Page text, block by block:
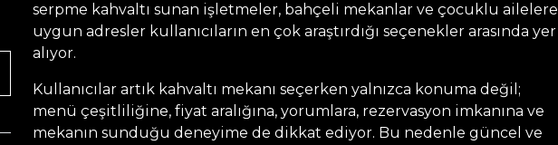
serpme kahvaltı sunan işletmeler, bahçeli mekanlar ve çocuklu ailelere
uygun adresler kullanıcıların en çok araştırdığı seçenekler arasında yer
alıyor.
Kullanıcılar artık kahvaltı mekanı seçerken yalnızca konuma değil;
menü çeşitliliğine, fiyat aralığına, yorumlara, rezervasyon imkanına ve
mekanın sunduğu deneyime de dikkat ediyor. Bu nedenle güncel ve